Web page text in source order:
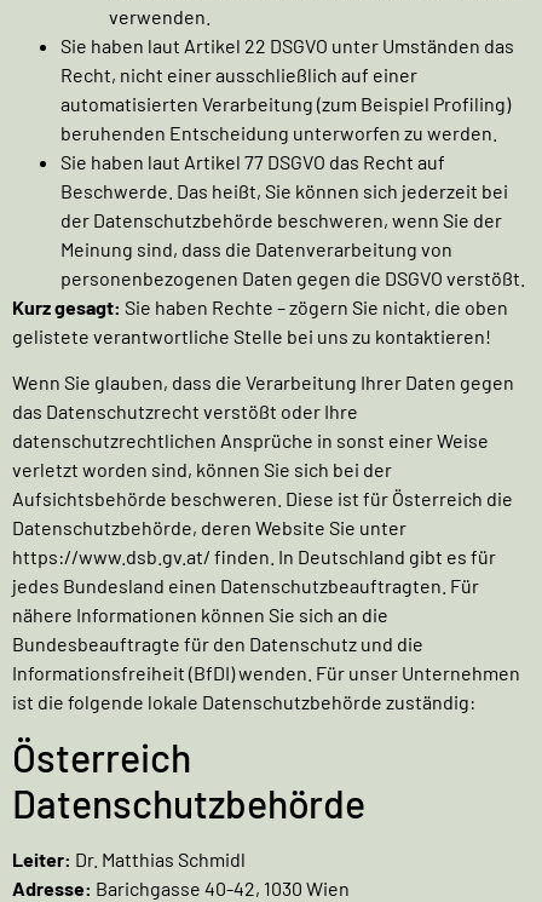
verwenden.
Sie haben laut Artikel 22 DSGVO unter Umständen das
Recht, nicht einer ausschließlich auf einer
automatisierten Verarbeitung (zum Beispiel Profiling)
beruhenden Entscheidung unterworfen zu werden.
Sie haben laut Artikel 77 DSGVO das Recht auf
Beschwerde. Das heißt, Sie können sich jederzeit bei
der Datenschutzbehörde beschweren, wenn Sie der
Meinung sind, dass die Datenverarbeitung von
personenbezogenen Daten gegen die DSGVO verstößt.
Kurz gesagt: Sie haben Rechte – zögern Sie nicht, die oben
gelistete verantwortliche Stelle bei uns zu kontaktieren!
Wenn Sie glauben, dass die Verarbeitung Ihrer Daten gegen
das Datenschutzrecht verstößt oder Ihre
datenschutzrechtlichen Ansprüche in sonst einer Weise
verletzt worden sind, können Sie sich bei der
Aufsichtsbehörde beschweren. Diese ist für Österreich die
Datenschutzbehörde, deren Website Sie unter
https://www.dsb.gv.at/ finden. In Deutschland gibt es für
jedes Bundesland einen Datenschutzbeauftragten. Für
nähere Informationen können Sie sich an die
Bundesbeauftragte für den Datenschutz und die
Informationsfreiheit (BfDI)wenden. Für unser Unternehmen
ist die folgende lokale Datenschutzbehörde zuständig:
Österreich
Datenschutzbehörde
Leiter: Dr. Matthias Schmidl
Adresse: Barichgasse 40-42, 1030 Wien